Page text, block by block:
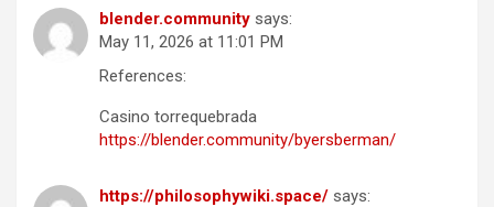
blender.community says:
May 11, 2026 at 11:01 PM
References:
Casino torrequebrada
https://blender.community/byersberman/
https://philosophywiki.space/ says: